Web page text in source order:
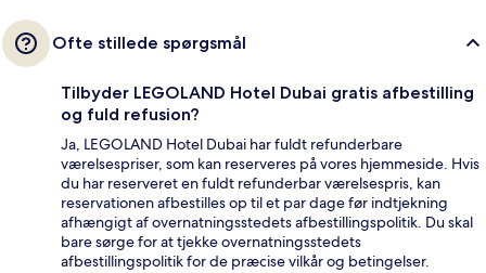
Ofte stillede spørgsmål
Tilbyder LEGOLAND Hotel Dubai gratis afbestilling
og fuld refusion?
Ja, LEGOLAND Hotel Dubai har fuldt refunderbare
værelsespriser, som kan reserveres på vores hjemmeside. Hvis
du har reserveret en fuldt refunderbar værelsespris, kan
reservationen afbestilles op til et par dage før indtjekning
afhængigt af overnatningsstedets afbestillingspolitik. Du skal
bare sørge for at tjekke overnatningsstedets
afbestillingspolitik for de præcise vilkår og betingelser.